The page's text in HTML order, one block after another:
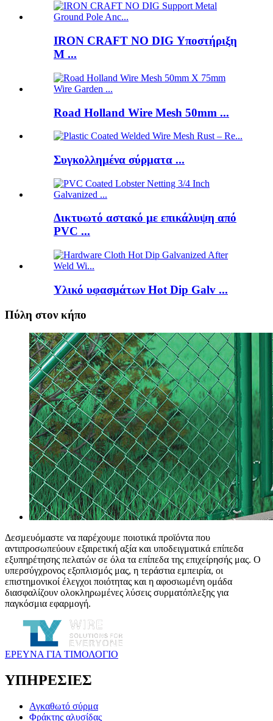
IRON CRAFT NO DIG Υποστήριξη
M ...
Road Holland Wire Mesh 50mm ...
Συγκολλημένα σύρματα ...
Δικτυωτό αστακό με επικάλυψη από
PVC ...
Υλικό υφασμάτων Hot Dip Galv ...
Πύλη στον κήπο
Δεσμευόμαστε να παρέχουμε ποιοτικά προϊόντα που
αντιπροσωπεύουν εξαιρετική αξία και υποδειγματικά επίπεδα
εξυπηρέτησης πελατών σε όλα τα επίπεδα της επιχείρησής μας. Ο
υπερσύγχρονος εξοπλισμός μας, η τεράστια εμπειρία, οι
επιστημονικοί έλεγχοι ποιότητας και η αφοσιωμένη ομάδα
διασφαλίζουν ολοκληρωμένες λύσεις συρματόπλεξης για
παγκόσμια εφαρμογή.
ΕΡΕΥΝΑ ΓΙΑ ΤΙΜΟΛΟΓΙΟ
ΥΠΗΡΕΣΙΕΣ
Αγκαθωτό σύρμα
Φράκτης αλυσίδας